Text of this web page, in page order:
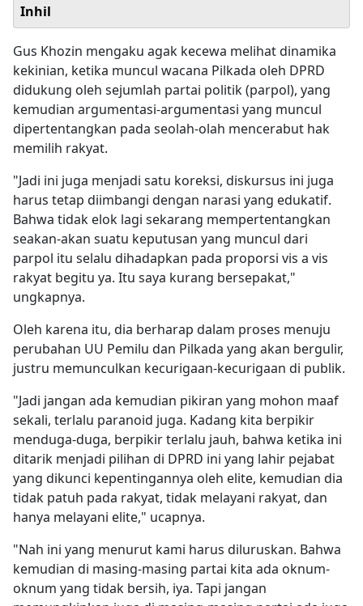
Inhil
Gus Khozin mengaku agak kecewa melihat dinamika
kekinian, ketika muncul wacana Pilkada oleh DPRD
didukung oleh sejumlah partai politik (parpol), yang
kemudian argumentasi-argumentasi yang muncul
dipertentangkan pada seolah-olah mencerabut hak
memilih rakyat.
"Jadi ini juga menjadi satu koreksi, diskursus ini juga
harus tetap diimbangi dengan narasi yang edukatif.
Bahwa tidak elok lagi sekarang mempertentangkan
seakan-akan suatu keputusan yang muncul dari
parpol itu selalu dihadapkan pada proporsi vis a vis
rakyat begitu ya. Itu saya kurang bersepakat,"
ungkapnya.
Oleh karena itu, dia berharap dalam proses menuju
perubahan UU Pemilu dan Pilkada yang akan bergulir,
justru memunculkan kecurigaan-kecurigaan di publik.
"Jadi jangan ada kemudian pikiran yang mohon maaf
sekali, terlalu paranoid juga. Kadang kita berpikir
menduga-duga, berpikir terlalu jauh, bahwa ketika ini
ditarik menjadi pilihan di DPRD ini yang lahir pejabat
yang dikunci kepentingannya oleh elite, kemudian dia
tidak patuh pada rakyat, tidak melayani rakyat, dan
hanya melayani elite," ucapnya.
"Nah ini yang menurut kami harus diluruskan. Bahwa
kemudian di masing-masing partai kita ada oknum-
oknum yang tidak bersih, iya. Tapi jangan